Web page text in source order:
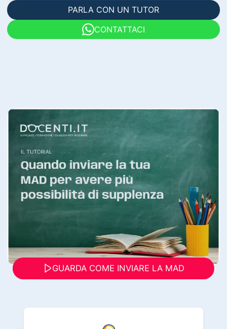
PARLA CON UN TUTOR
CONTATTACI
GUARDA COME INVIARE LA MAD